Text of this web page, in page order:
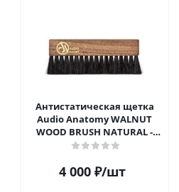
Антистатическая щетка
Audio Anatomy WALNUT
WOOD BRUSH NATURAL -
DELUXE
4 000₽/шт